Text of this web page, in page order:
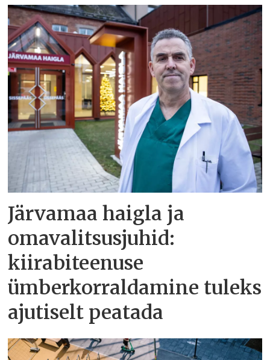
Järvamaa haigla ja
omavalitsusjuhid:
kiirabiteenuse
ümberkorraldamine tuleks
ajutiselt peatada